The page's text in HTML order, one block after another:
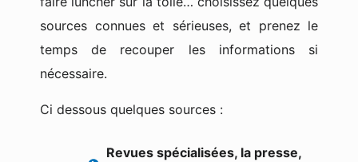
sources connues et sérieuses, et prenez le
temps de recouper les informations si
nécessaire.
Ci dessous quelques sources :
Revues spécialisées, la presse,